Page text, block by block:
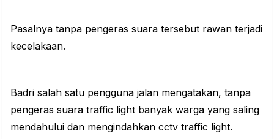
Pasalnya tanpa pengeras suara tersebut rawan terjadi
kecelakaan.
Badri salah satu pengguna jalan mengatakan, tanpa
pengeras suara traffic light banyak warga yang saling
mendahului dan mengindahkan cctv traffic light.